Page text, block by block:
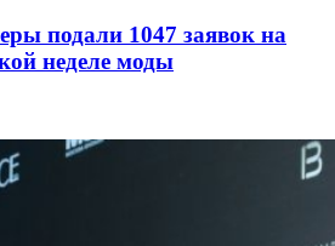
подали 1047 заявок на
неделе моды